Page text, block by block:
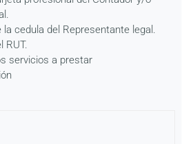
la cedula del Representante legal.
RUT.
servicios a prestar